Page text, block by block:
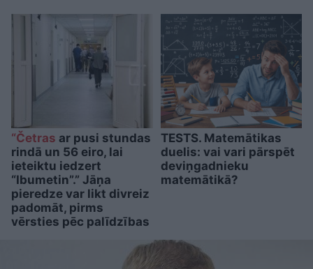
“Četras ar pusi stundas
rindā un 56 eiro, lai
ieteiktu iedzert
“Ibumetin”.” Jāņa
pieredze var likt divreiz
padomāt, pirms
vērsties pēc palīdzības
TESTS. Matemātikas
duelis: vai vari pārspēt
deviņgadnieku
matemātikā?